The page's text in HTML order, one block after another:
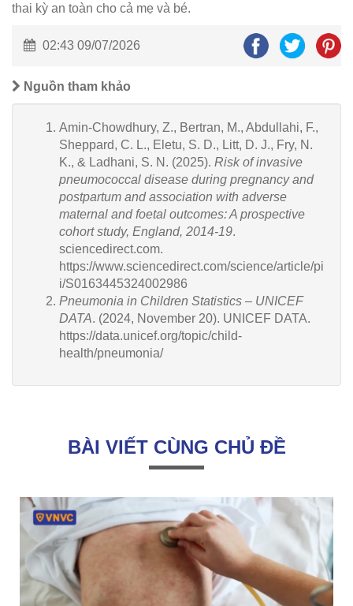
thai kỳ an toàn cho cả mẹ và bé.
02:43 09/07/2026
Nguồn tham khảo
Amin-Chowdhury, Z., Bertran, M., Abdullahi, F.,
Sheppard, C. L., Eletu, S. D., Litt, D. J., Fry, N.
K., & Ladhani, S. N. (2025). Risk of invasive
pneumococcal disease during pregnancy and
postpartum and association with adverse
maternal and foetal outcomes: A prospective
cohort study, England, 2014-19.
sciencedirect.com.
https://www.sciencedirect.com/science/article/pi
i/S0163445324002986
Pneumonia in Children Statistics – UNICEF
DATA. (2024, November 20). UNICEF DATA.
https://data.unicef.org/topic/child-
health/pneumonia/
BÀI VIẾT CÙNG CHỦ ĐỀ